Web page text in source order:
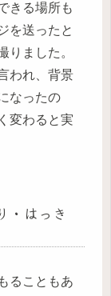
きる場所も
を送ったと
りました。
われ、背景
なったの
変わると実
・はっき
ることもあ